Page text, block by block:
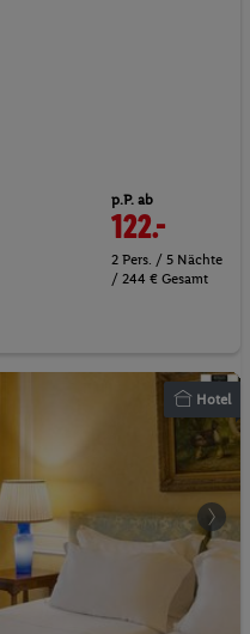
p.P. ab
122.-
2 Pers. / 5 Nächte
/ 244 € Gesamt
Hotel